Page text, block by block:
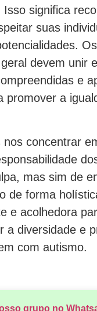
significa
suas
devem unir
e
promover a
concentrar
mas sim de
de forma
e acolhedora
a diversidade e
com autismo.
grupo no